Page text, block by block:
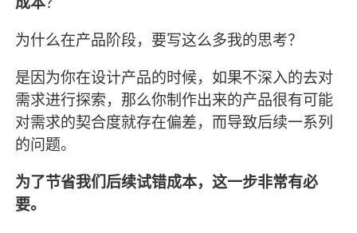
为什么在产品阶段，要写这么多我的思考？
是因为你在设计产品的时候，如果不深入的去对
需求进行探索，那么你制作出来的产品很有可能
对需求的契合度就存在偏差，而导致后续一系列
的问题。
为了节省我们后续试错成本，这一步非常有必
要。